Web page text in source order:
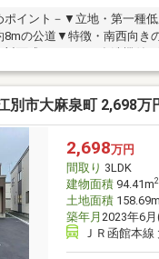
ポイント－▼立地・第一種低
8mの公道▼特徴・南西向き
WIC等、室内随所に収納を
用・お庭・カーポート2台
蓄電池・床暖房・エコキュ
リプルガラス▼周辺環境・
の住まい探しをお手伝いし
の詳細・ご相談はお気軽
別市大麻泉町 2,698万
2,698万円
間取り 3LDK
建物面積94.41m2
土地面積158.69m
築年月 2023年6
ＪＲ函館本